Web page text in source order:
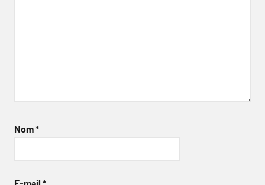
Nom*
E-mail *